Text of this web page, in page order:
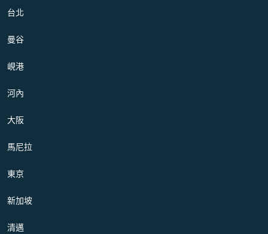
台北
曼谷
峴港
河內
大阪
馬尼拉
東京
新加坡
清邁